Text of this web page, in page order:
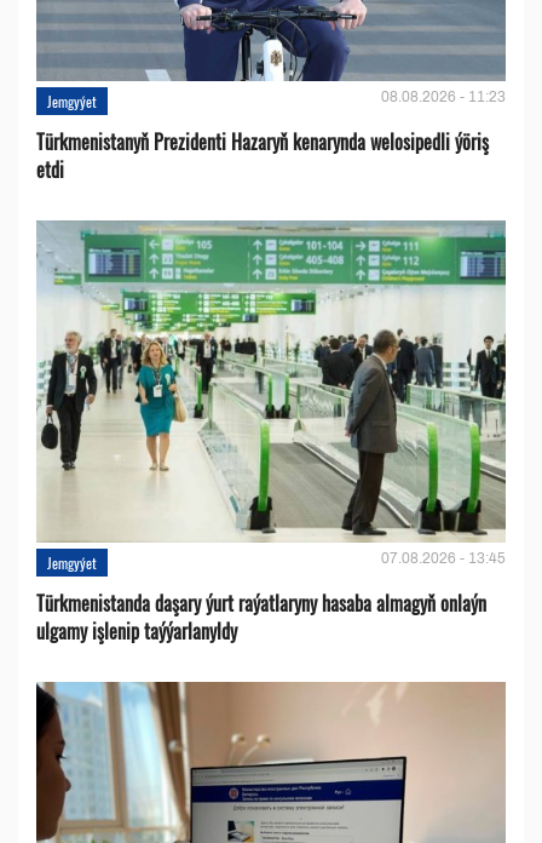
Jemgyýet 08.08.2026 - 11:23
Türkmenistanyň Prezidenti Hazaryň kenarynda welosipedli ýöriş
etdi
Jemgyýet 07.08.2026 - 13:45
Türkmenistanda daşary ýurt raýatlaryny hasaba almagyň onlaýn
ulgamy işlenip taýýarlanyldy